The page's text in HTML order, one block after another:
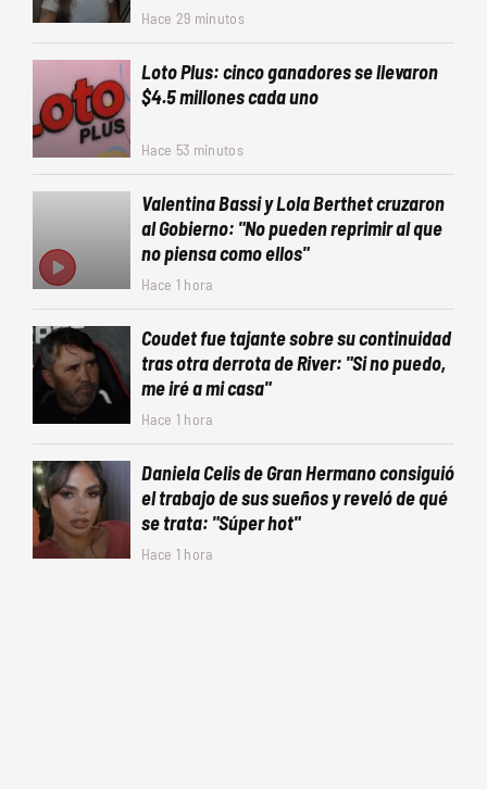
Hace 29 minutos
Loto Plus: cinco ganadores se llevaron
$4.5 millones cada uno
Hace 53 minutos
Valentina Bassi y Lola Berthet cruzaron
al Gobierno: "No pueden reprimir al que
no piensa como ellos"
Hace 1 hora
Coudet fue tajante sobre su continuidad
tras otra derrota de River: "Si no puedo,
me iré a mi casa"
Hace 1 hora
Daniela Celis de Gran Hermano consiguió
el trabajo de sus sueños y reveló de qué
se trata: "Súper hot"
Hace 1 hora